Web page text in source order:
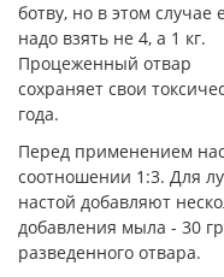
ботву, но в этом случае
надо взять не 4, а 1 кг.
Процеженный отвар
сохраняет свои
года.
Перед применением
соотношении 1:3. Для
настой добавляют
добавления мыла - 30
разведенного отвара.